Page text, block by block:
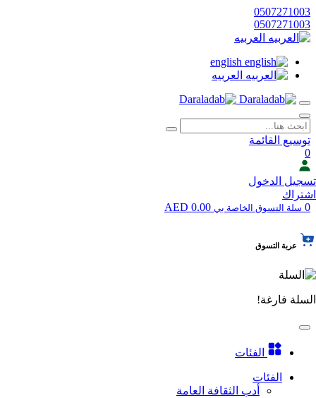
0507271003
0507271003
العربيه
english
العربيه
توسيع القائمة
0
تسجيل الدخول
اشتراك
0 سلة التسوق الخاصة بي
عربة التسوق
السلة فارغة!
الفئات
الفئات
أدب الثقافة العامة